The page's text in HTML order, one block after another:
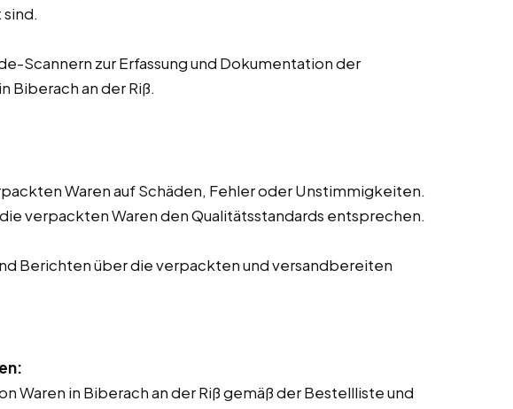
Scannern zur Erfassung und Dokumentation der
Biberach an der Riß.
Waren auf Schäden, Fehler oder Unstimmigkeiten.
verpackten Waren den Qualitätsstandards entsprechen.
Berichten über die verpackten und versandbereiten
Waren in Biberach an der Riß gemäß der Bestellliste und